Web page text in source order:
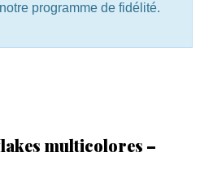
programme de fidélité.
multicolores –